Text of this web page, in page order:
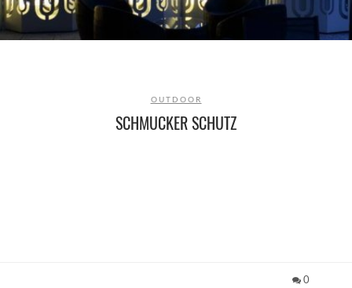
OUTDOOR
SCHMUCKER SCHUTZ
0